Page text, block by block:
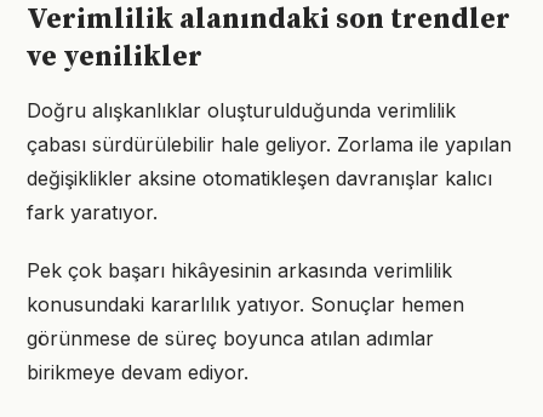
Verimlilik alanındaki son trendler
ve yenilikler
Doğru alışkanlıklar oluşturulduğunda verimlilik
çabası sürdürülebilir hale geliyor. Zorlama ile yapılan
değişiklikler aksine otomatikleşen davranışlar kalıcı
fark yaratıyor.
Pek çok başarı hikâyesinin arkasında verimlilik
konusundaki kararlılık yatıyor. Sonuçlar hemen
görünmese de süreç boyunca atılan adımlar
birikmeye devam ediyor.